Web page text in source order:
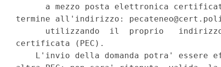
a mezzo posta elettronica
termine all'indirizzo:
utilizzando  il  proprio
certificata (PEC).
L'invio della domanda potra' essere